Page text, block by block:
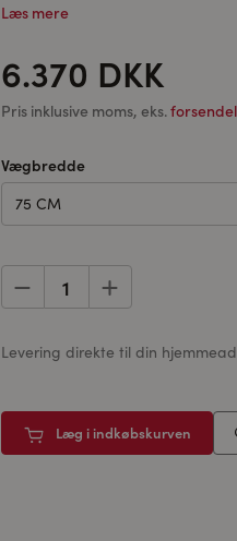
Læs mere
6.370 DKK
Pris inklusive moms, eks.
Vægbredde
75 CM
Levering direkte til din
Læg i indkøbskurven